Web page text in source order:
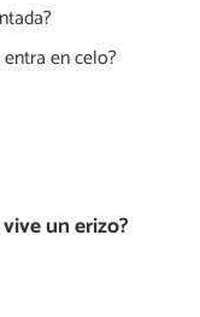
en celo?
un erizo?